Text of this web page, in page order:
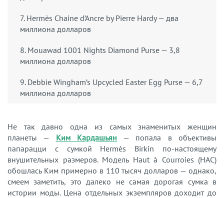
7. Hermès Chaine d’Ancre by Pierre Hardy — два
миллиона долларов
8. Mouawad 1001 Nights Diamond Purse — 3,8
миллиона долларов
9. Debbie Wingham’s Upcycled Easter Egg Purse — 6,7
миллиона долларов
Не так давно одна из самых знаменитых женщин
планеты — Ким Кардашьян — попала в объективы
папарацци с сумкой Hermès Birkin по-настоящему
внушительных размеров. Модель Haut à Courroies (HAC)
обошлась Ким примерно в 110 тысяч долларов — однако,
смеем заметить, это далеко не самая дорогая сумка в
истории моды. Цена отдельных экземпляров доходит до